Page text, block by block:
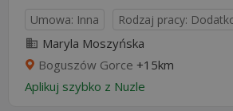
Umowa: Inna Rodzaj pracy:
Maryla Moszyńska
Boguszów Gorce +15km
Aplikuj szybko z Nuzle